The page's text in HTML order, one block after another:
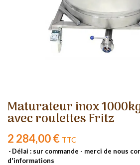
Maturateur inox
avec roulettes Fritz
2 284,00 € TTC
Délai : sur commande - merci de nous
d'informations